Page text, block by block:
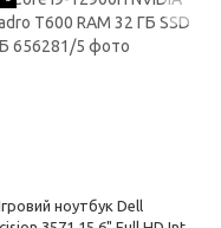
ноутбук Dell